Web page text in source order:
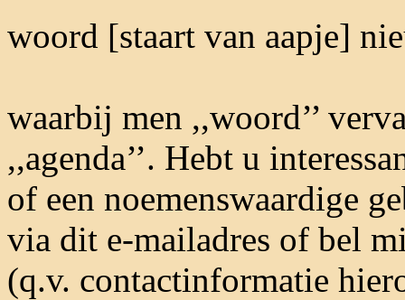
woord [staart van aapje]
waarbij men ,,woord’’
,,agenda’’. Hebt u
of een noemenswaardige
via dit e-mailadres of bel
(q.v. contactinformatie